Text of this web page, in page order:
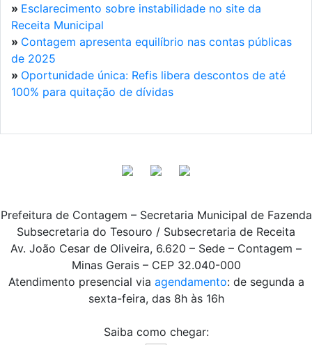
» Esclarecimento sobre instabilidade no site da
Receita Municipal
» Contagem apresenta equilíbrio nas contas públicas
de 2025
» Oportunidade única: Refis libera descontos de até
100% para quitação de dívidas
Prefeitura de Contagem – Secretaria Municipal de Fazenda
Subsecretaria do Tesouro / Subsecretaria de Receita
Av. João Cesar de Oliveira, 6.620 – Sede – Contagem –
Minas Gerais – CEP 32.040-000
Atendimento presencial via agendamento: de segunda a
sexta-feira, das 8h às 16h
Saiba como chegar: